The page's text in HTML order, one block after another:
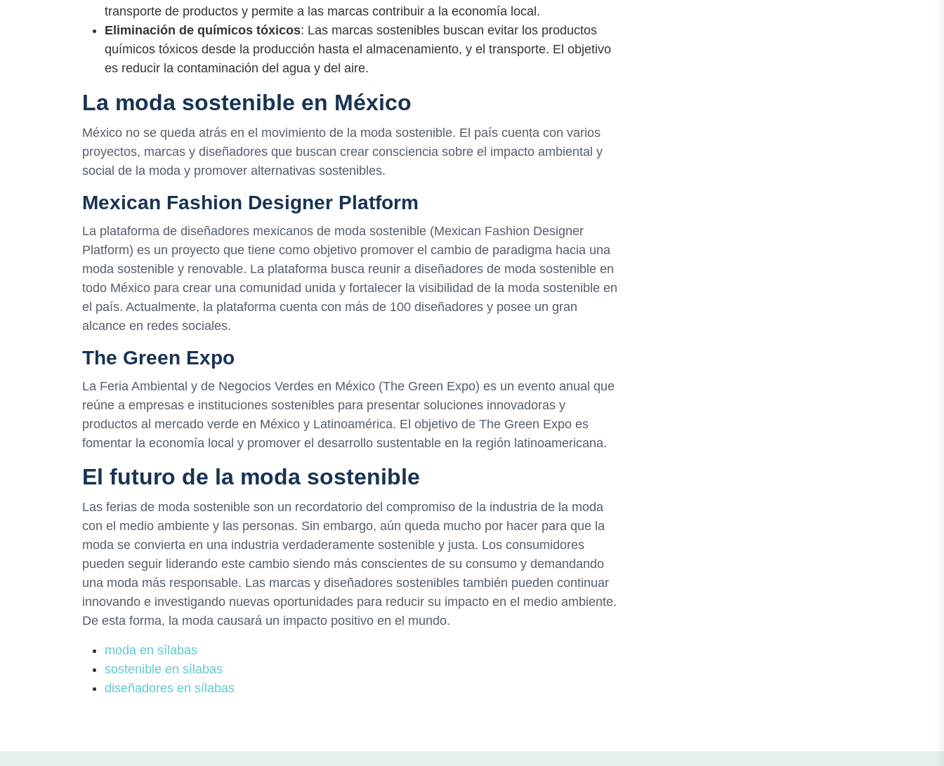
transporte de productos y permite a las marcas contribuir a la economía local.
Eliminación de químicos tóxicos: Las marcas sostenibles buscan evitar los productos
químicos tóxicos desde la producción hasta el almacenamiento, y el transporte. El objetivo
es reducir la contaminación del agua y del aire.
La moda sostenible en México
México no se queda atrás en el movimiento de la moda sostenible. El país cuenta con varios
proyectos, marcas y diseñadores que buscan crear consciencia sobre el impacto ambiental y
social de la moda y promover alternativas sostenibles.
Mexican Fashion Designer Platform
La plataforma de diseñadores mexicanos de moda sostenible (Mexican Fashion Designer
Platform) es un proyecto que tiene como objetivo promover el cambio de paradigma hacia una
moda sostenible y renovable. La plataforma busca reunir a diseñadores de moda sostenible en
todo México para crear una comunidad unida y fortalecer la visibilidad de la moda sostenible en
el país. Actualmente, la plataforma cuenta con más de 100 diseñadores y posee un gran
alcance en redes sociales.
The Green Expo
La Feria Ambiental y de Negocios Verdes en México (The Green Expo) es un evento anual que
reúne a empresas e instituciones sostenibles para presentar soluciones innovadoras y
productos al mercado verde en México y Latinoamérica. El objetivo de The Green Expo es
fomentar la economía local y promover el desarrollo sustentable en la región latinoamericana.
El futuro de la moda sostenible
Las ferias de moda sostenible son un recordatorio del compromiso de la industria de la moda
con el medio ambiente y las personas. Sin embargo, aún queda mucho por hacer para que la
moda se convierta en una industria verdaderamente sostenible y justa. Los consumidores
pueden seguir liderando este cambio siendo más conscientes de su consumo y demandando
una moda más responsable. Las marcas y diseñadores sostenibles también pueden continuar
innovando e investigando nuevas oportunidades para reducir su impacto en el medio ambiente.
De esta forma, la moda causará un impacto positivo en el mundo.
moda en sílabas
sostenible en sílabas
diseñadores en sílabas